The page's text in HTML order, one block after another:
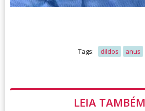
Tags: dildos anus
LEIA TAMBÉM